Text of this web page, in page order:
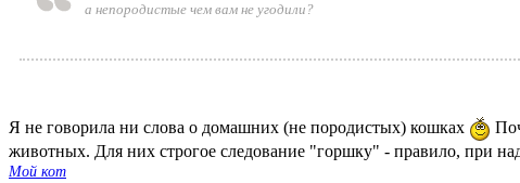
а непородистые чем вам не угодили?
Я не говорила ни слова о домашних (не породистых) кошках
животных. Для них строгое следование "горшку" - правило, при
Мой кот